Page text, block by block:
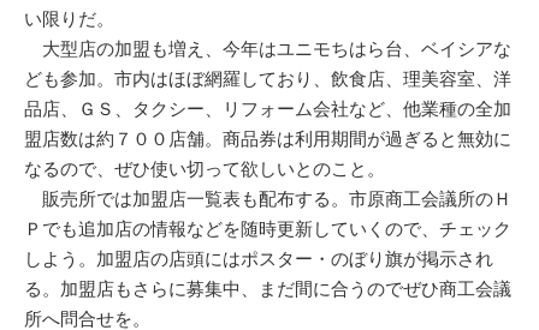
い限りだ。
大型店の加盟も増え、今年はユニモちはら台、ベイシアな
ども参加。市内はほぼ網羅しており、飲食店、理美容室、洋
品店、ＧＳ、タクシー、リフォーム会社など、他業種の全加
盟店数は約７００店舗。商品券は利用期間が過ぎると無効に
なるので、ぜひ使い切って欲しいとのこと。
販売所では加盟店一覧表も配布する。市原商工会議所のＨ
Ｐでも追加店の情報などを随時更新していくので、チェック
しよう。加盟店の店頭にはポスター・のぼり旗が掲示され
る。加盟店もさらに募集中、まだ間に合うのでぜひ商工会議
所へ問合せを。